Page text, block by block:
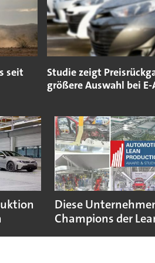
seit
Studie zeigt
größere Auswahl bei
Diese
Champions der